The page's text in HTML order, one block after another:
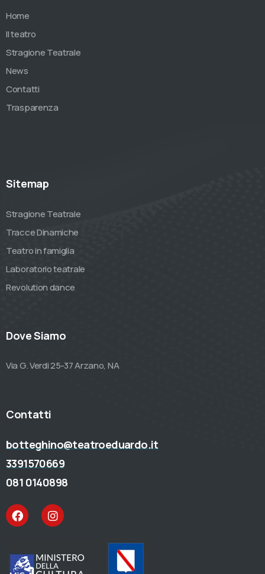
Home
Il teatro
Stragione Teatrale
News
Contatti
Trasparenza
Sitemap
Stragione Teatrale
Tracce Dinamiche
Teatro in famiglia
Laboratorio teatrale
Revolution dance
Dove Siamo
Via G. Verdi 25-37 Arzano, NA
Contatti
botteghino@teatroeduardo.it
3391570669
081 0140898